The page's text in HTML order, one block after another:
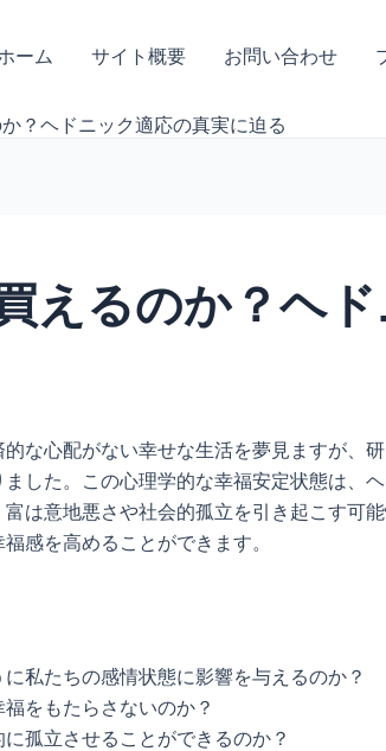
ーム サイト概要 お問い合わせ
？ヘドニック適応の真実に迫る
えるのか？ヘ
な心配がない幸せな生活を夢見ますが
した。この心理学的な幸福安定状態は、
は意地悪さや社会的孤立を引き起こす
感を高めることができます。
私たちの感情状態に影響を与えるのか？
をもたらさないのか？
孤立させることができるのか？